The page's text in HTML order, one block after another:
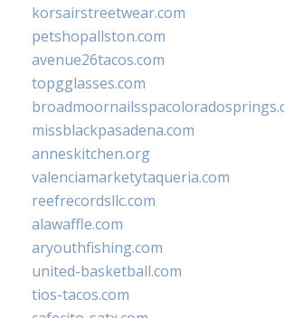
korsairstreetwear.com
petshopallston.com
avenue26tacos.com
topgglasses.com
missblackpasadena.com
anneskitchen.org
valenciamarketytaqueria.com
reefrecordsllc.com
alawaffle.com
aryouthfishing.com
united-basketball.com
tios-tacos.com